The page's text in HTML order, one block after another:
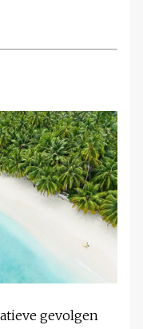
gevolgen